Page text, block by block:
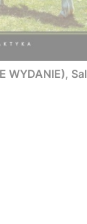
WYDANIE),